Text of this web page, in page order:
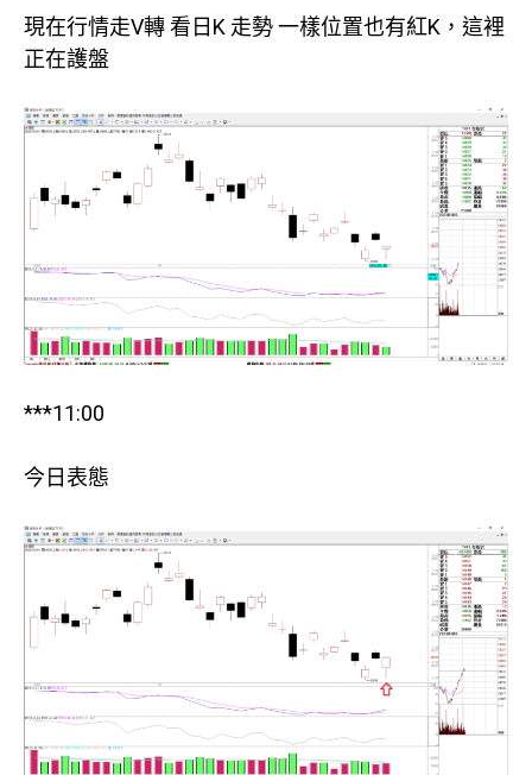
現在行情走V轉 看日K 走勢 一樣位置也有紅K，這裡
正在護盤
***11:00
今日表態